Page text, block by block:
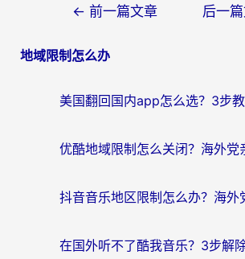
导
← 前一篇文章 后一
地域限制怎么办